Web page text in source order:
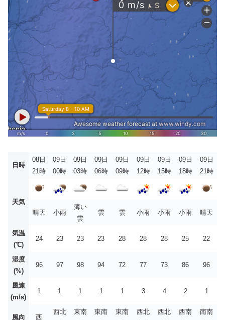
日時
08日
21時
09日
00時
09日
03時
09日
06時
09日
09時
09日
12時
09日
15時
09日
18時
09日
21時
天気
晴天
小雨
薄い
雲
雲 雲 小雨 小雨 小雨 晴天
気温
(℃)
24 23 23 23 28 28 28 25 22
湿度
(%)
96 97 98 94 72 77 73 86 96
風速
(m/s)
1 1 1 1 1 3 4 2 1
風向 西
西北
東南
東南
東南
西北
西北
西南
南南